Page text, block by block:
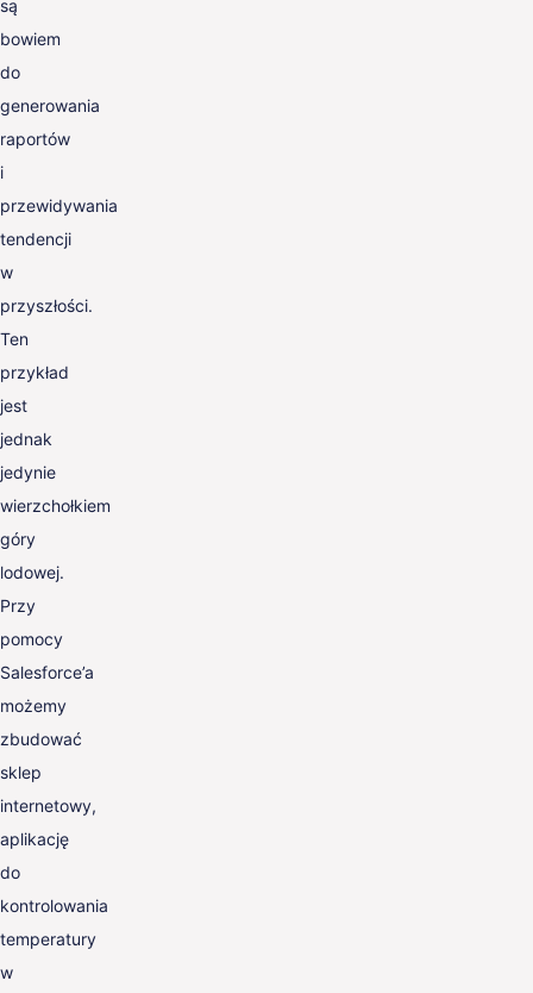
są
bowiem
do
generowania
raportów
i
przewidywania
tendencji
w
przyszłości.
Ten
przykład
jest
jednak
jedynie
wierzchołkiem
góry
lodowej.
Przy
pomocy
Salesforce’a
możemy
zbudować
sklep
internetowy,
aplikację
do
kontrolowania
temperatury
w